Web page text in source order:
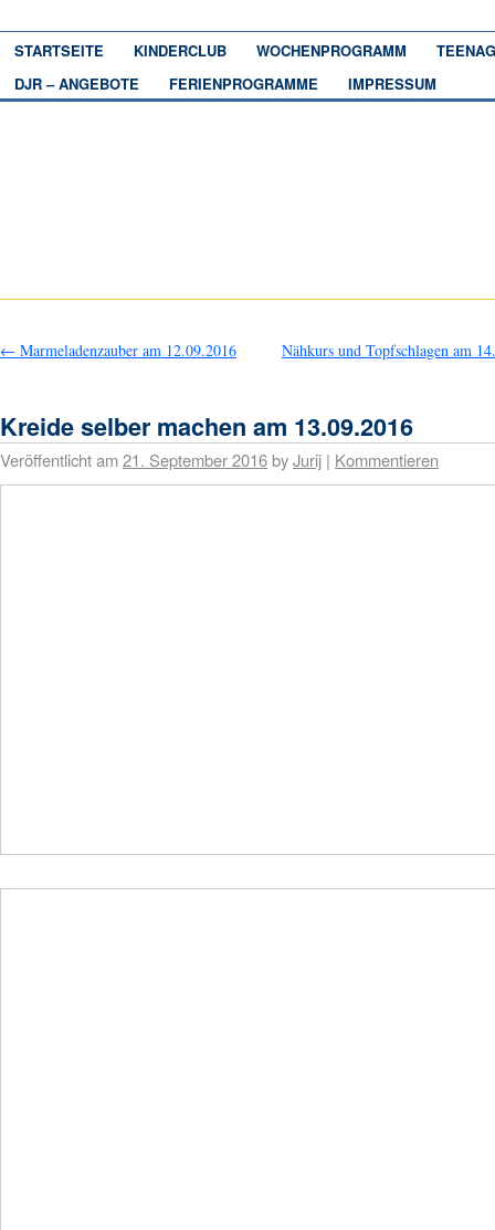
STARTSEITE KINDERCLUB WOCHENPROGRAMM
DJR – ANGEBOTE
FERIENPROGRAMME IMPRESSUM
← Marmeladenzauber am 12.09.2016 Nähkurs und Topfschlagen am
Kreide selber machen am 13.09.2016
Veröffentlicht am21. September 2016byJurij | Kommentieren